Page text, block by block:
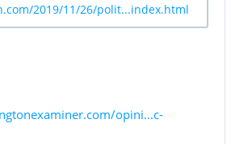
2019/11/26/polit...index.html
opini...c-